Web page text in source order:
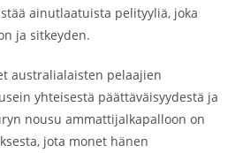
ainutlaatuista pelityyliä, joka
ja sitkeyden.
australialaisten pelaajien
yhteisestä päättäväisyydestä ja
nousu ammattijalkapalloon on
jota monet hänen